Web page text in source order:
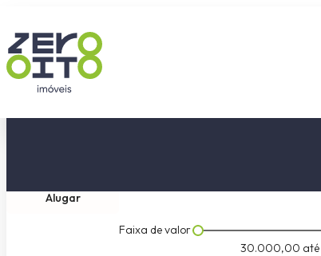
Alugar
Faixa de valor
30.000,00 até